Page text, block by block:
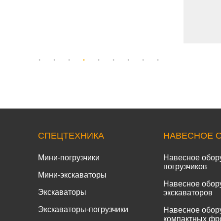
СПЕЦТЕХНИКА
Мини-погрузчики
Мини-экскаваторы
Экскаваторы
Экскаваторы-погрузчики
НАВЕСНОЕ
Навесное
погрузчиков
Навесное
экскаваторов
Навесное
компактных